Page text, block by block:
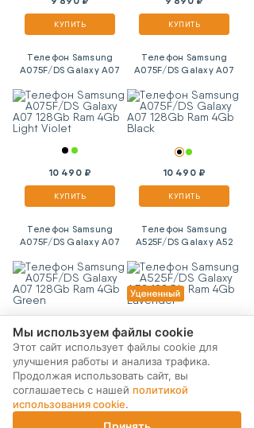
КУПИТЬ КУПИТЬ
Телефон Samsung
A075F/DS Galaxy A07
Violet
10 490 ₽
КУПИТЬ
Телефон Samsung
A075F/DS Galaxy A07
10 490 ₽
КУПИТЬ
Телефон Samsung
A075F/DS Galaxy A07
10 490 ₽
КУПИТЬ
Телефон Samsung
A525F/DS Galaxy A52
Lavender
10 590 ₽
КУПИТЬ
Телефон Samsung
A256E/DSN Galaxy A25
A155F/DS Galaxy A15
Мы используем файлы cookie
Этот сайт использует файлы cookie для
улучшения работы и анализа трафика.
Продолжая использовать сайт, вы
соглашаетесь с нашей политикой
использования cookie.